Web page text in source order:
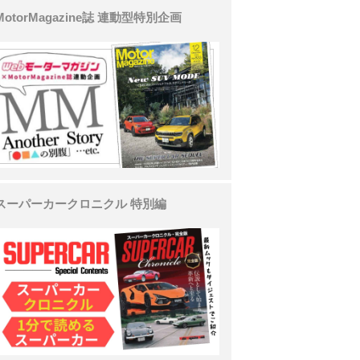
誌 連動型特別企画
ーパーカークロニクル 特別編